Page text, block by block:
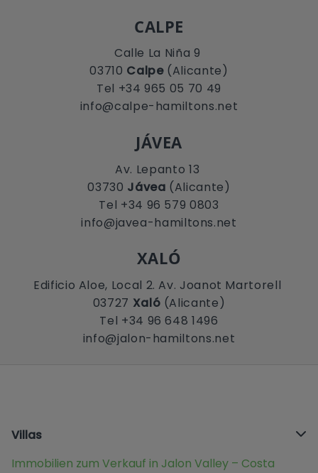
CALPE
Calle La Niña 9
03710 Calpe(Alicante)
Tel +34 965 05 70 49
info@calpe-hamiltons.net
JÁVEA
Av. Lepanto 13
03730 Jávea (Alicante)
Tel +34 96 579 0803
info@javea-hamiltons.net
XALÓ
Edificio Aloe, Local 2. Av. Joanot Martorell
03727 Xaló (Alicante)
Tel +34 96 648 1496
info@jalon-hamiltons.net
Villas
Immobilien zum Verkauf in Jalon Valley – Costa